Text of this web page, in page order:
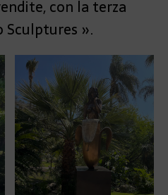
con la terza
Sculptures ».